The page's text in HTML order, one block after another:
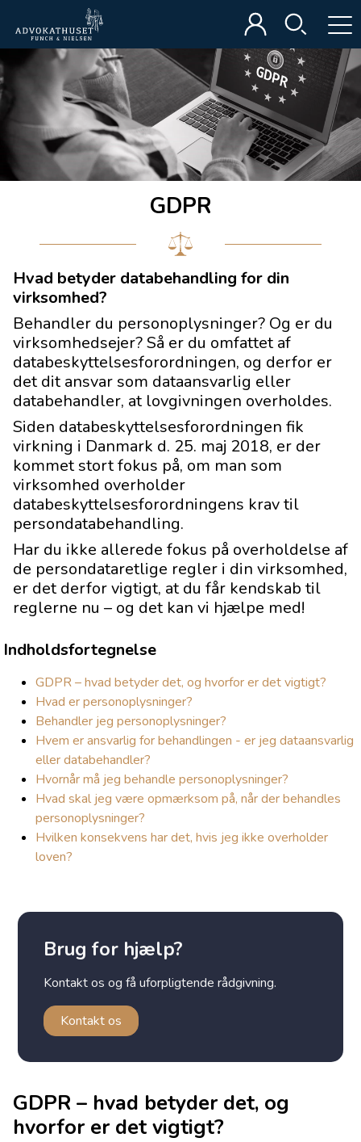
GDPR
Hvad betyder databehandling for din
virksomhed?
Behandler du personoplysninger? Og er du
virksomhedsejer? Så er du omfattet af
databeskyttelsesforordningen, og derfor er
det dit ansvar som dataansvarlig eller
databehandler, at lovgivningen overholdes.
Siden databeskyttelsesforordningen fik
virkning i Danmark d. 25. maj 2018, er der
kommet stort fokus på, om man som
virksomhed overholder
databeskyttelsesforordningens krav til
persondatabehandling.
Har du ikke allerede fokus på overholdelse af
de persondataretlige regler i din virksomhed,
er det derfor vigtigt, at du får kendskab til
reglerne nu – og det kan vi hjælpe med!
Indholdsfortegnelse
GDPR – hvad betyder det, og hvorfor er det vigtigt?
Hvad er personoplysninger?
Behandler jeg personoplysninger?
Hvem er ansvarlig for behandlingen - er jeg dataansvarlig
eller databehandler?
Hvornår må jeg behandle personoplysninger?
Hvad skal jeg være opmærksom på, når der behandles
personoplysninger?
Hvilken konsekvens har det, hvis jeg ikke overholder
loven?
Brug for hjælp?
Kontakt os og få uforpligtende rådgivning.
Kontakt os
GDPR – hvad betyder det, og
hvorfor er det vigtigt?